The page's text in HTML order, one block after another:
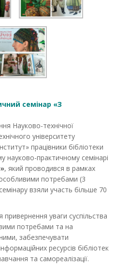
семінар «З
Науково-технічної
університету
працівники бібліотеки
науково-практичному семінарі
, який проводився в рамках
потребами (3
взяли участь більше 70
привернення уваги суспільства
потребами та на
забезпечувати
ресурсів бібліотек
та самореалізації.